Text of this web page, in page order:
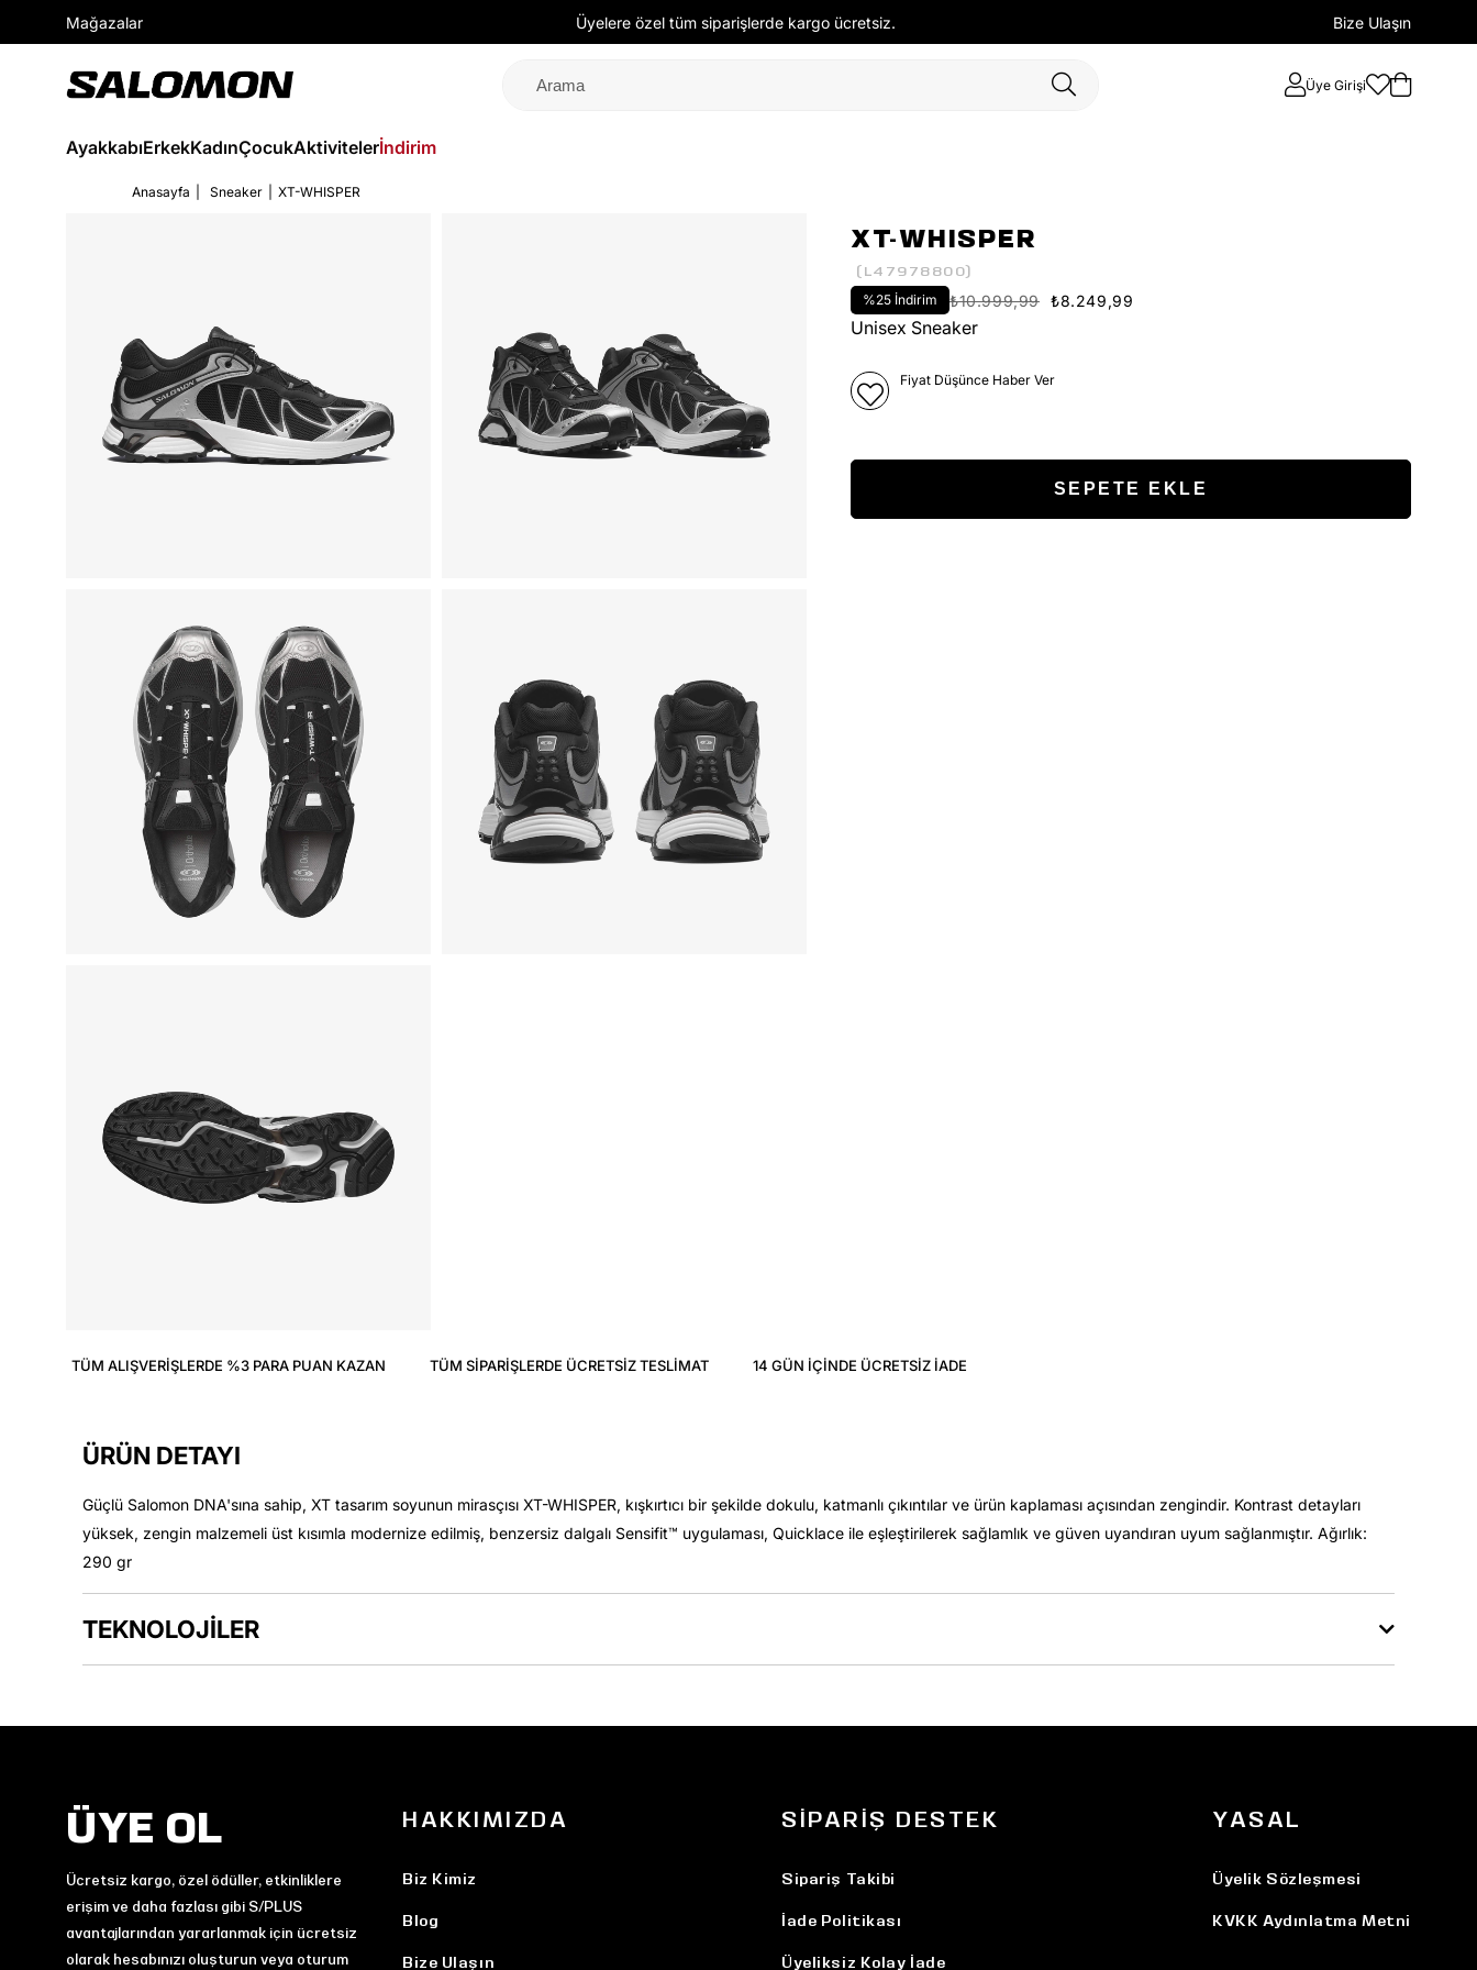
Mağazalar Üyelere özel tüm siparişlerde kargo ücretsiz. Bize Ulaşın
Üye Girişi
AyakkabıErkekKadınÇocukAktivitelerİndirim
Anasayfa Sneaker XT-WHISPER
XT-WHISPER
(L47978800)
%25 İndirim ₺10.999,99 ₺8.249,99
Unisex Sneaker
Fiyat Düşünce Haber Ver
TÜM ALIŞVERIŞLERDE %3 PARA PUAN KAZAN TÜM SIPARIŞLERDE ÜCRETSIZ TESLIMAT 14 GÜN IÇINDE ÜCRETSIZ IADE
ÜRÜN DETAYI
Güçlü Salomon DNA'sına sahip, XT tasarım soyunun mirasçısı XT-WHISPER, kışkırtıcı bir şekilde dokulu, katmanlı çıkıntılar ve ürün kaplaması açısından zengindir. Kontrast detayları
yüksek, zengin malzemeli üst kısımla modernize edilmiş, benzersiz dalgalı Sensifit™ uygulaması, Quicklace ile eşleştirilerek sağlamlık ve güven uyandıran uyum sağlanmıştır. Ağırlık:
290 gr
TEKNOLOJİLER
ÜYE OL
Ücretsiz kargo, özel ödüller, etkinliklere
erişim ve daha fazlası gibi S/PLUS
avantajlarından yararlanmak için ücretsiz
olarak hesabınızı oluşturun veya oturum
HAKKIMIZDA
Biz Kimiz
Blog
Bize Ulaşın
SIPARIŞ DESTEK
Sipariş Takibi
İade Politikası
Üyeliksiz Kolay İade
YASAL
Üyelik Sözleşmesi
KVKK Aydınlatma Metni